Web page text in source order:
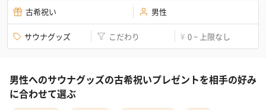
古希祝い 男性
サウナグッズ こだわり ¥ 0 ~ 上限なし
男性へのサウナグッズの古希祝いプレゼントを相手の好み
に合わせて選ぶ